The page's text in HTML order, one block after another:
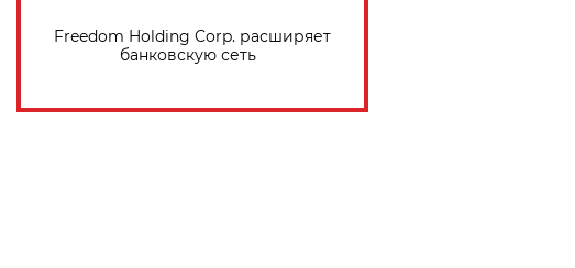
Freedom Holding Corp. расширяет
банковскую сеть